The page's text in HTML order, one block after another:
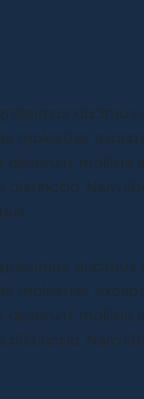
molestias
mollitia
Nam
molestias
mollitia
Nam